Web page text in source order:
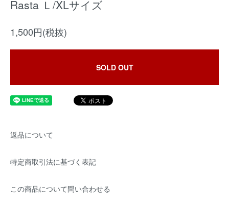
Rasta Ｌ/XLサイズ
1,500円(税抜)
SOLD OUT
返品について
特定商取引法に基づく表記
この商品について問い合わせる